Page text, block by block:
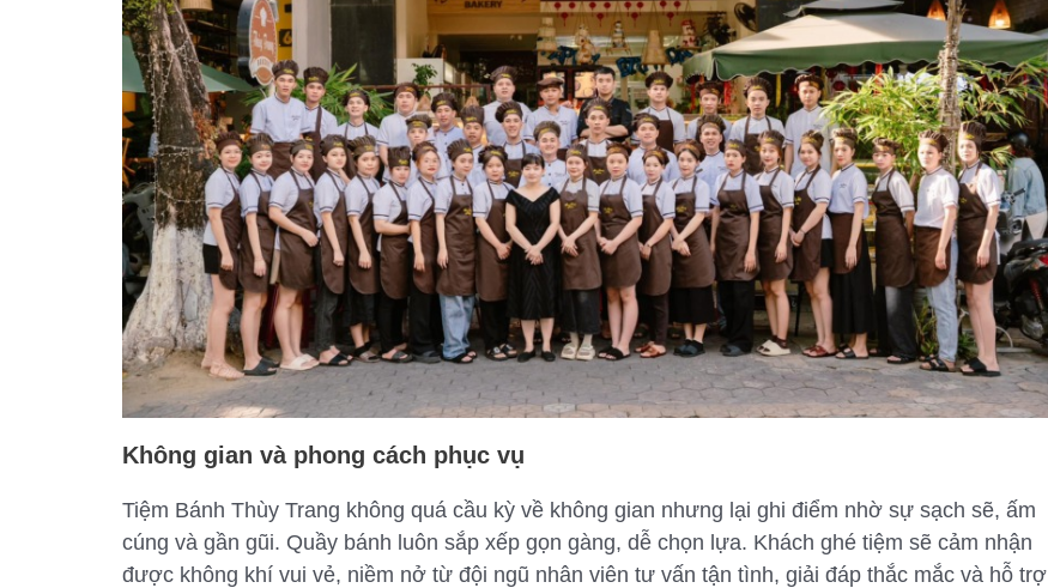
Không gian và phong cách phục vụ
Tiệm Bánh Thùy Trang không quá cầu kỳ về không gian nhưng lại ghi điểm nhờ sự sạch sẽ, ấm
cúng và gần gũi. Quầy bánh luôn sắp xếp gọn gàng, dễ chọn lựa. Khách ghé tiệm sẽ cảm nhận
được không khí vui vẻ, niềm nở từ đội ngũ nhân viên tư vấn tận tình, giải đáp thắc mắc và hỗ trợ